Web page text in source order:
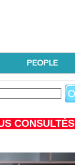
PEOPLE
CONSULTÉS